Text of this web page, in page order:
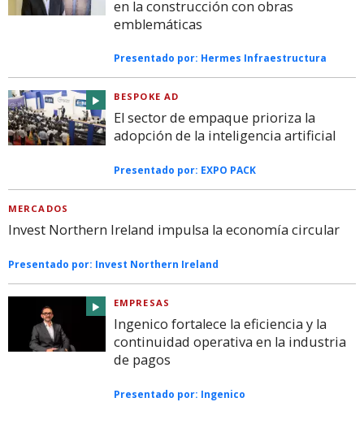
en la construcción con obras
emblemáticas
Presentado por: Hermes Infraestructura
BESPOKE AD
El sector de empaque prioriza la
adopción de la inteligencia artificial
Presentado por: EXPO PACK
MERCADOS
Invest Northern Ireland impulsa la economía circular
Presentado por: Invest Northern Ireland
EMPRESAS
Ingenico fortalece la eficiencia y la
continuidad operativa en la industria
de pagos
Presentado por: Ingenico